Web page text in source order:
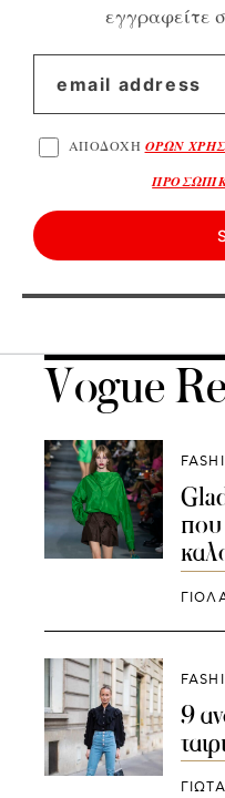
εγγραφείτε
ΑΠΟΔΟΧΗ ΟΡΩΝ
Vogue
που
9